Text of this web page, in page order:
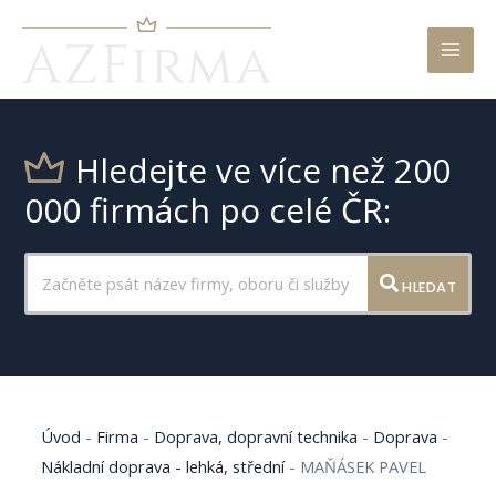
Hledejte ve více než 200
000 firmách po celé ČR:
HLEDAT
Úvod - Firma - Doprava, dopravní technika - Doprava -
Nákladní doprava - lehká, střední- MAŇÁSEK PAVEL